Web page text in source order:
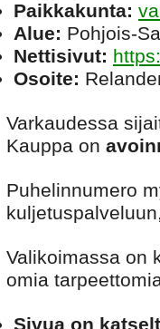
Paikkakunta:
Alue: Pohjois-
Nettisivut:
Osoite:
Varkaudessa
Kauppa on
Puhelinnumero
Valikoimassa on
omia
Sivua on